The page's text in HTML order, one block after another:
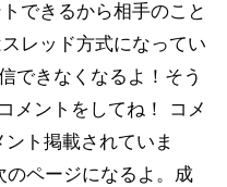
できるから相手のこと
レッド方式になってい
できなくなるよ！そう
メントをしてね！ コメ
ト掲載されていま
のページになるよ。成